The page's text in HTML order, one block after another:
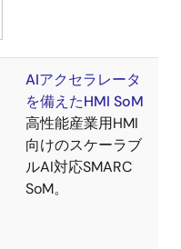
AIアクセラレータ
を備えたHMI SoM
高性能産業用HMI
向けのスケーラブ
ルAI対応SMARC
SoM。